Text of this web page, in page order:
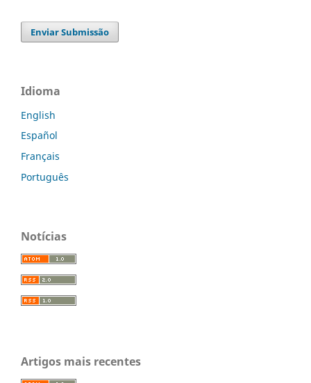
Enviar Submissão
Idioma
English
Español
Français
Português
Notícias
Artigos mais recentes